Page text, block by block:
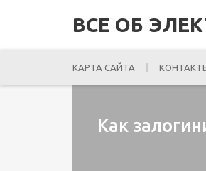
ВСЕ ОБ
КАРТА САЙТА
Как